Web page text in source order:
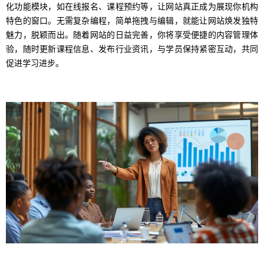
化功能模块，如在线报名、课程预约等，让网站真正成为展现你机构
特色的窗口。无需复杂编程，简单拖拽与编辑，就能让网站焕发独特
魅力，脱颖而出。随着网站的日益完善，你将享受便捷的内容管理体
验，随时更新课程信息、发布行业资讯，与学员保持紧密互动，共同
促进学习进步。